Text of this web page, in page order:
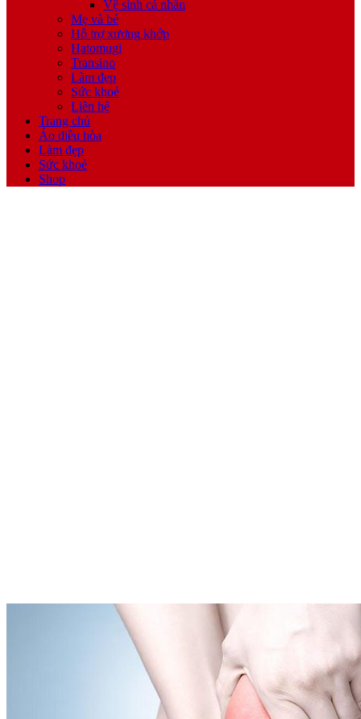
Vệ sinh cá nhân
Mẹ và bé
Hỗ trợ xương khớp
Hatomugi
Transino
Làm đẹp
Sức khoẻ
Liên hệ
Trang chủ
Áo điều hòa
Làm đẹp
Sức khoẻ
Shop